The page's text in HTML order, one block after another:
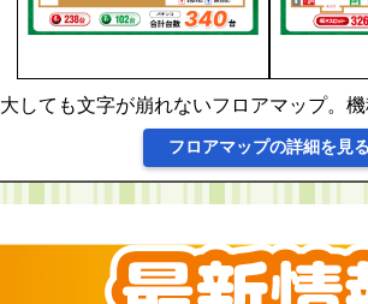
しても文字が崩れないフロアマップ。
フロアマップの詳細を見る